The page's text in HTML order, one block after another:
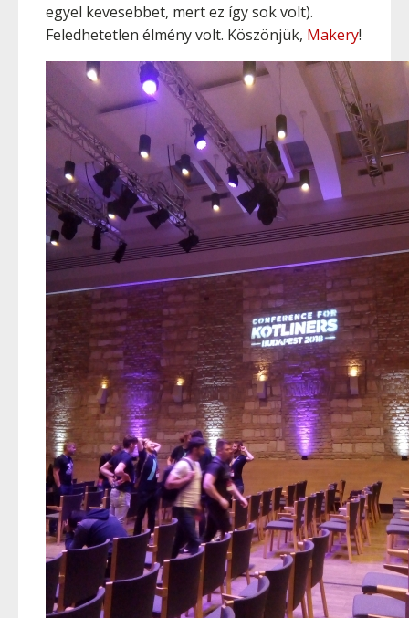
egyel kevesebbet, mert ez így sok volt).
Feledhetetlen élmény volt. Köszönjük, Makery!